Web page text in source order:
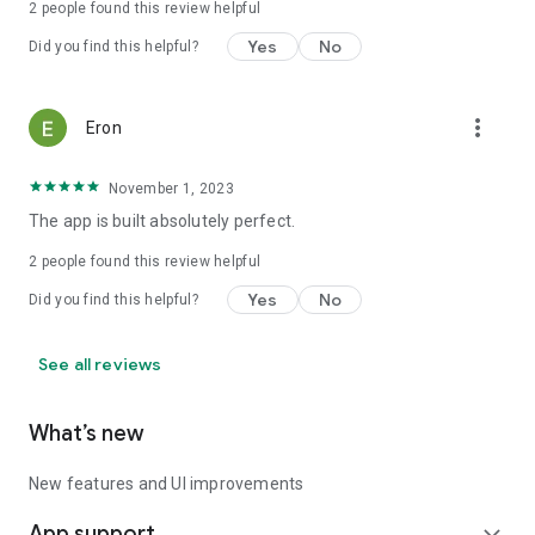
2 people found this review helpful
Did you find this helpful? Yes No
Eron more_vert
November 1, 2023
The app is built absolutely perfect.
2 people found this review helpful
Did you find this helpful? Yes No
See all reviews
What’s new
New features and UI improvements